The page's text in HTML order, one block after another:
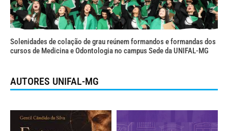
Solenidades de colação de grau reúnem formandos e formandas dos
cursos de Medicina e Odontologia no campus Sede da UNIFAL-MG
AUTORES UNIFAL-MG